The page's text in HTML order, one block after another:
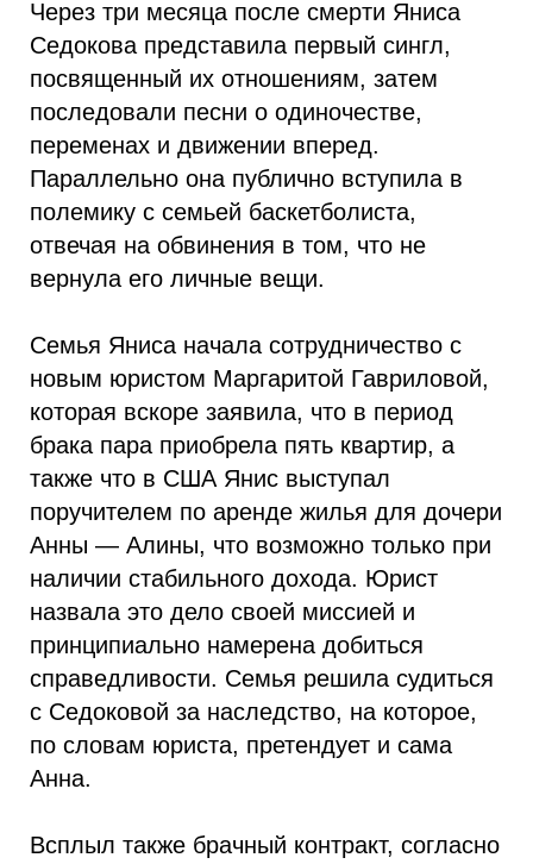
Через три месяца после смерти Яниса
Седокова представила первый сингл,
посвященный их отношениям, затем
последовали песни о одиночестве,
переменах и движении вперед.
Параллельно она публично вступила в
полемику с семьей баскетболиста,
отвечая на обвинения в том, что не
вернула его личные вещи.
Семья Яниса начала сотрудничество с
новым юристом Маргаритой Гавриловой,
которая вскоре заявила, что в период
брака пара приобрела пять квартир, а
также что в США Янис выступал
поручителем по аренде жилья для дочери
Анны — Алины, что возможно только при
наличии стабильного дохода. Юрист
назвала это дело своей миссией и
принципиально намерена добиться
справедливости. Семья решила судиться
с Седоковой за наследство, на которое,
по словам юриста, претендует и сама
Анна.
Всплыл также брачный контракт, согласно